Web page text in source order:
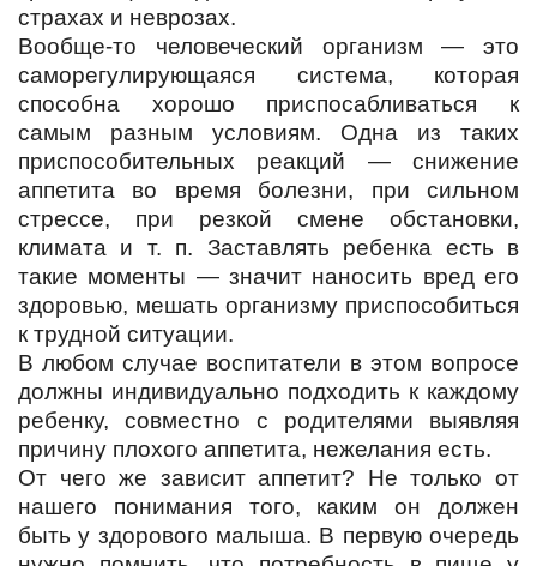
страхах и неврозах.
Вообще-то человеческий организм — это
саморегулирующаяся система, которая
способна хорошо приспосабливаться к
самым разным условиям. Одна из таких
приспособительных реакций — снижение
аппетита во время болезни, при сильном
стрессе, при резкой смене обстановки,
климата и т. п. Заставлять ребенка есть в
такие моменты — значит наносить вред его
здоровью, мешать организму приспособиться
к трудной ситуации.
В любом случае воспитатели в этом вопросе
должны индивидуально подходить к каждому
ребенку, совместно с родителями выявляя
причину плохого аппетита, нежелания есть.
От чего же зависит аппетит? Не только от
нашего понимания того, каким он должен
быть у здорового малыша. В первую очередь